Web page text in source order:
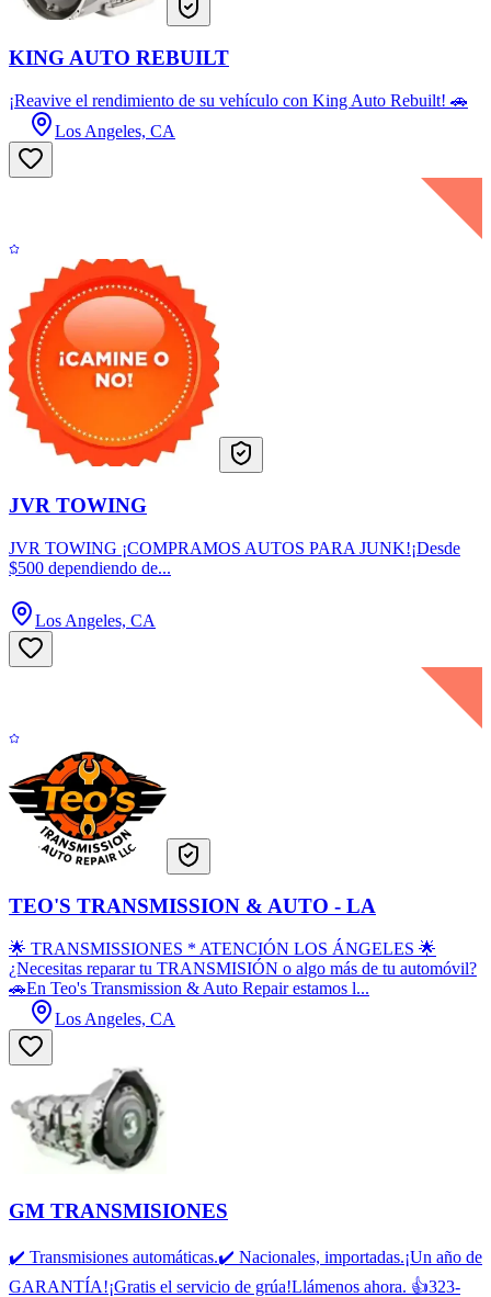
KING AUTO REBUILT
¡Reavive el rendimiento de su vehículo con King Auto Rebuilt! 🚗
Los Angeles, CA
JVR TOWING
JVR TOWING ¡COMPRAMOS AUTOS PARA JUNK!¡Desde
$500 dependiendo de...
Los Angeles, CA
TEO'S TRANSMISSION & AUTO - LA
🌟 TRANSMISSIONES * ATENCIÓN LOS ÁNGELES 🌟
¿Necesitas reparar tu TRANSMISIÓN o algo más de tu automóvil?
🚗En Teo's Transmission & Auto Repair estamos l...
Los Angeles, CA
GM TRANSMISIONES
✔️ Transmisiones automáticas.✔️ Nacionales, importadas.¡Un año de
GARANTÍA!¡Gratis el servicio de grúa!Llámenos ahora. 👍323-